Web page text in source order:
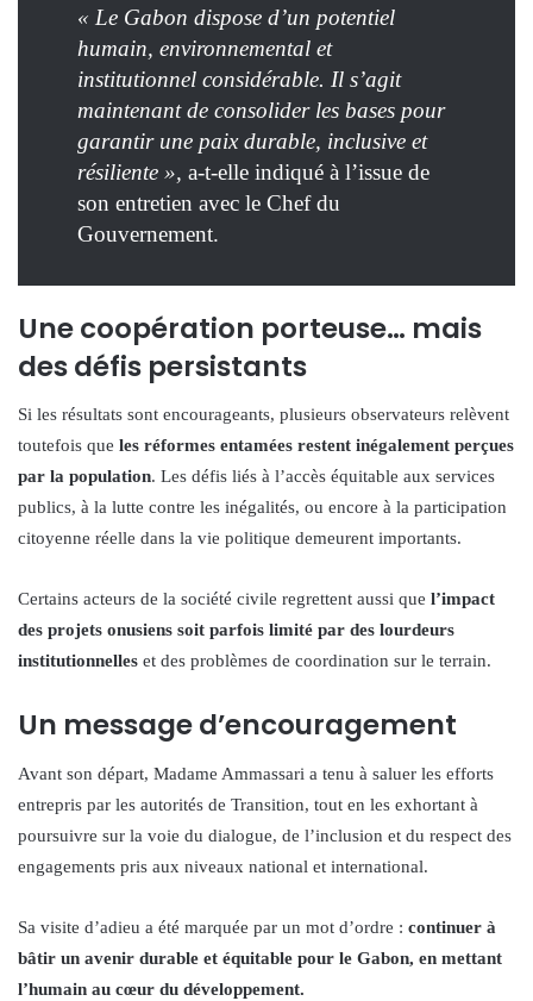
« Le Gabon dispose d’un potentiel
humain, environnemental et
institutionnel considérable. Il s’agit
maintenant de consolider les bases pour
garantir une paix durable, inclusive et
résiliente », a-t-elle indiqué à l’issue de
son entretien avec le Chef du
Gouvernement.
Une coopération porteuse… mais
des défis persistants
Si les résultats sont encourageants, plusieurs observateurs relèvent
toutefois que les réformes entamées restent inégalement perçues
par la population. Les défis liés à l’accès équitable aux services
publics, à la lutte contre les inégalités, ou encore à la participation
citoyenne réelle dans la vie politique demeurent importants.
Certains acteurs de la société civile regrettent aussi que l’impact
des projets onusiens soit parfois limité par des lourdeurs
institutionnelles et des problèmes de coordination sur le terrain.
Un message d’encouragement
Avant son départ, Madame Ammassari a tenu à saluer les efforts
entrepris par les autorités de Transition, tout en les exhortant à
poursuivre sur la voie du dialogue, de l’inclusion et du respect des
engagements pris aux niveaux national et international.
Sa visite d’adieu a été marquée par un mot d’ordre : continuer à
bâtir un avenir durable et équitable pour le Gabon, en mettant
l’humain au cœur du développement.